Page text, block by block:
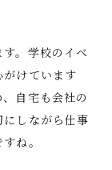
。学校のイベ
けています
自宅も会社の
しながら仕事
ね。